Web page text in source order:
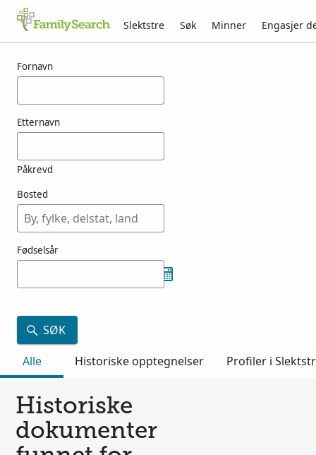
Slektstre Søk Minner Engasjer
Fornavn
Etternavn
Påkrevd
Bosted
Fødselsår
SØK
Alle
Historiske opptegnelser Profiler i
Historiske
dokumenter